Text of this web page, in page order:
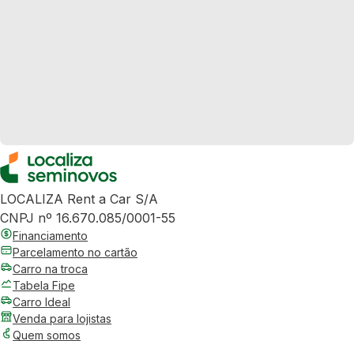
LOCALIZA Rent a Car S/A
CNPJ nº 16.670.085/0001-55
Financiamento
Parcelamento no cartão
Carro na troca
Tabela Fipe
Carro Ideal
Venda para lojistas
Quem somos